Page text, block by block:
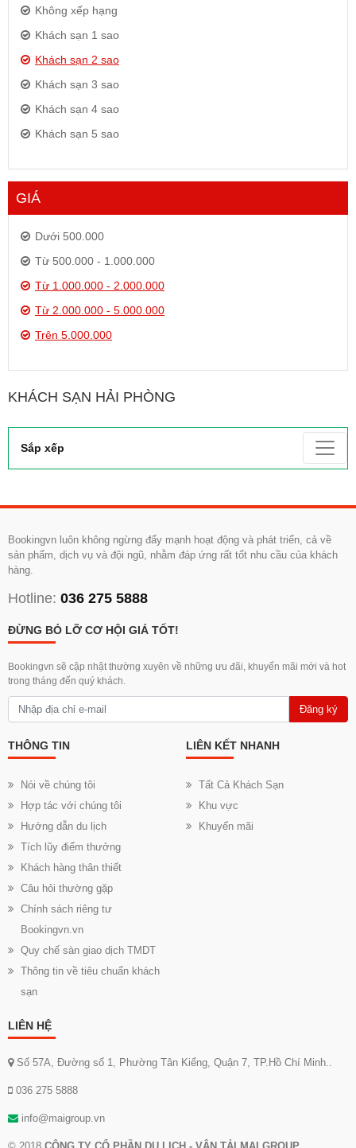
KHÁCH SẠN HẢI PHÒNG
Sắp xếp
Không xếp hạng
Khách sạn 1 sao
Khách sạn 2 sao
Khách sạn 3 sao
Khách sạn 4 sao
Khách sạn 5 sao
GIÁ
Dưới 500.000
Từ 500.000 - 1.000.000
Từ 1.000.000 - 2.000.000
Từ 2.000.000 - 5.000.000
Trên 5.000.000
Bookingvn luôn không ngừng đẩy mạnh hoạt động và phát triển, cả về
sản phẩm, dịch vụ và đội ngũ, nhằm đáp ứng rất tốt nhu cầu của khách
hàng.
Hotline: 036 275 5888
ĐỪNG BỎ LỠ CƠ HỘI GIÁ TỐT!
Bookingvn sẽ cập nhật thường xuyên về những ưu đãi, khuyến mãi mới và hot
trong tháng đến quý khách.
Đăng ký
THÔNG TIN
Nói về chúng tôi
Hợp tác với chúng tôi
Hướng dẫn du lịch
Tích lũy điểm thưởng
Khách hàng thân thiết
Câu hỏi thường gặp
Chính sách riêng tư
Bookingvn.vn
Quy chế sàn giao dịch TMDT
Thông tin về tiêu chuẩn khách
sạn
LIÊN KẾT NHANH
Tất Cả Khách Sạn
Khu vực
Khuyến mãi
LIÊN HỆ
Số 57A, Đường số 1, Phường Tân Kiểng, Quận 7, TP.Hồ Chí Minh..
036 275 5888
info@maigroup.vn